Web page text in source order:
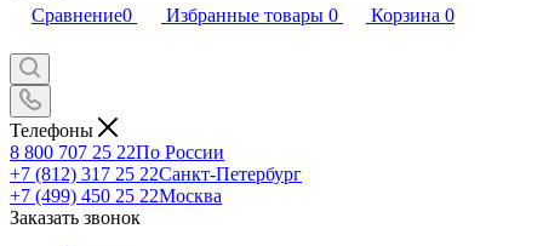
Сравнение0 Избранные товары 0 Корзина 0
Телефоны
8 800 707 25 22По России
+7 (812) 317 25 22Санкт-Петербург
+7 (499) 450 25 22Москва
Заказать звонок